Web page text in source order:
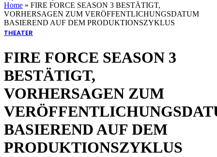
Home » FIRE FORCE SEASON 3 BESTÄTIGT,
VORHERSAGEN ZUM VERÖFFENTLICHUNGSDATUM
BASIEREND AUF DEM PRODUKTIONSZYKLUS
THEATER
FIRE FORCE SEASON 3
BESTÄTIGT,
VORHERSAGEN ZUM
BASIEREND AUF DEM
PRODUKTIONSZYKLUS